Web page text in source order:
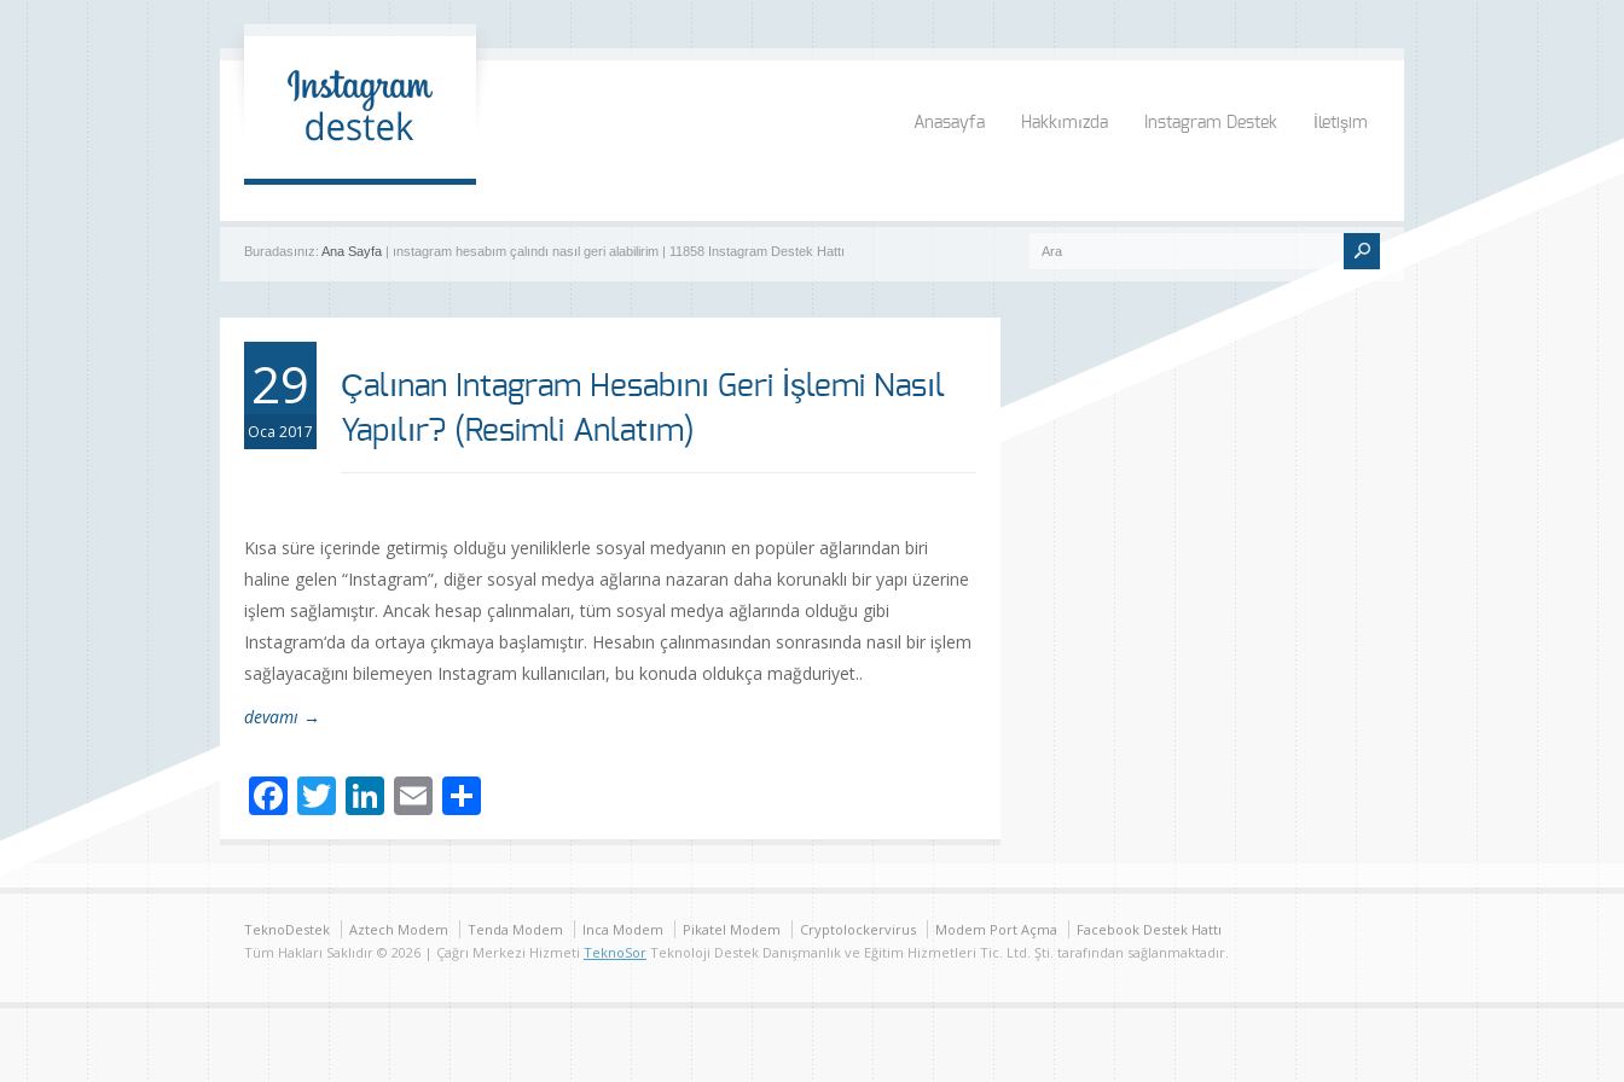
Anasayfa Hakkımızda Instagram Destek İletişim
Buradasınız: Ana Sayfa | ınstagram hesabım çalındı nasıl geri alabilirim | 11858 Instagram Destek Hattı
29
Oca 2017
Çalınan Intagram Hesabını Geri İşlemi Nasıl
Yapılır? (Resimli Anlatım)
Kısa süre içerinde getirmiş olduğu yeniliklerle sosyal medyanın en popüler ağlarından biri
haline gelen “Instagram”, diğer sosyal medya ağlarına nazaran daha korunaklı bir yapı üzerine
işlem sağlamıştır. Ancak hesap çalınmaları, tüm sosyal medya ağlarında olduğu gibi
Instagram‘da da ortaya çıkmaya başlamıştır. Hesabın çalınmasından sonrasında nasıl bir işlem
sağlayacağını bilemeyen Instagram kullanıcıları, bu konuda oldukça mağduriyet..
devamı →
Facebook
Twitter
LinkedIn
Email
TeknoDestek Aztech Modem Tenda Modem Inca Modem Pikatel Modem Cryptolockervirus Modem Port Açma
Facebook Destek Hattı
Tüm Hakları Saklıdır © 2026 | Çağrı Merkezi Hizmeti TeknoSor Teknoloji Destek Danışmanlık ve Eğitim Hizmetleri Tic. Ltd. Şti. tarafından sağlanmaktadır.